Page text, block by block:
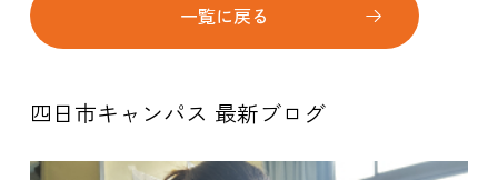
一覧に戻る
四日市キャンパス 最新ブログ